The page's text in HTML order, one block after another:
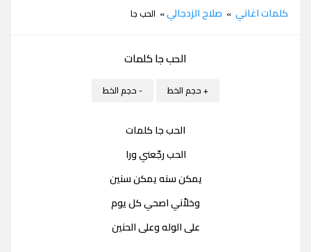
كلمات اغاني » صلاح الزدجالي» الحب جا
الحب جا كلمات
+ حجم الخط - حجم الخط
الحب جا كلمات
الحب رجّعني ورا
يمكن سنه يمكن سنين
وخلاّني اصحي كل يوم
على الوله وعلى الحنين